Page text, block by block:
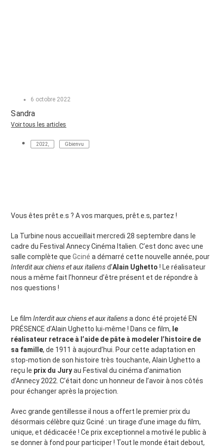
6 octobre 2022
Sandra
Voir tous les articles
2022 Gbienvu
Vous êtes prêt.e.s ? A vos marques, prêt.e.s, partez !
La Turbine nous accueillait mercredi 28 septembre dans le
cadre du Festival Annecy Cinéma Italien. C’est donc avec une
salle complète queGciné a démarré cette nouvelle année, pour
Interdit aux chiens et aux italiensd’Alain Ughetto ! Le réalisateur
nous a même fait l’honneur d’être présent et de répondre à
nos questions !
Le filmInterdit aux chiens et aux italiensa donc été projeté EN
PRÉSENCE d’Alain Ughetto lui-même ! Dans ce film, le
réalisateur retrace à l’aide de pâte à modeler l’histoire de
sa famille, de 1911 à aujourd’hui. Pour cette adaptation en
stop-motion de son histoire très touchante, Alain Ughetto a
reçu le prix du Juryau Festival du cinéma d’animation
d’Annecy 2022. C’était donc un honneur de l’avoir à nos côtés
pour échanger après la projection.
Avec grande gentillesse il nous a offert le premier prix du
désormais célèbre quiz Gciné : un tirage d’une image du film,
unique, et dédicacée ! Ce prix exceptionnel a motivé le public à
se donner à fond pour participer ! Tout le monde était debout,